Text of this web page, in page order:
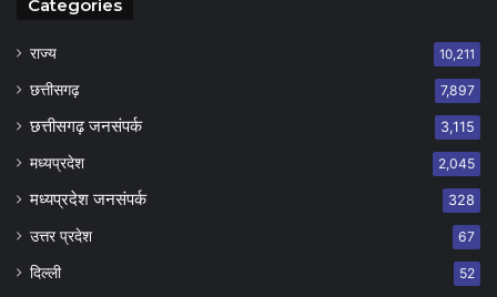
Categories
राज्य 10,211
छत्तीसगढ़ 7,897
छत्तीसगढ़ जनसंपर्क 3,115
मध्यप्रदेश 2,045
मध्यप्रदेश जनसंपर्क 328
उत्तर प्रदेश 67
दिल्ली 52